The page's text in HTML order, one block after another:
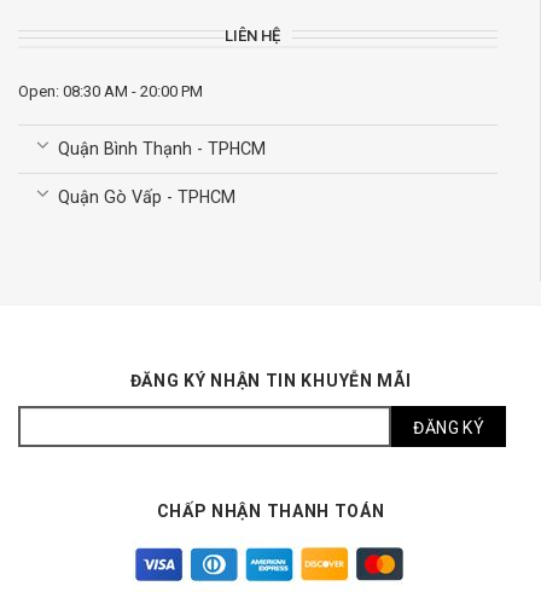
LIÊN HỆ
Open: 08:30 AM - 20:00 PM
Quận Bình Thạnh - TPHCM
Quận Gò Vấp - TPHCM
ĐĂNG KÝ NHẬN TIN KHUYỄN MÃI
CHẤP NHẬN THANH TOÁN